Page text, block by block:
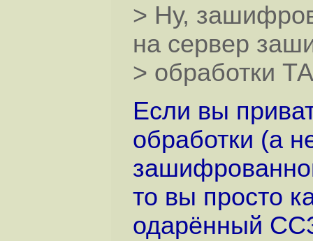
> Ну,
на сервер
> обработки
Если вы
обработки (а
то вы просто
одарённый